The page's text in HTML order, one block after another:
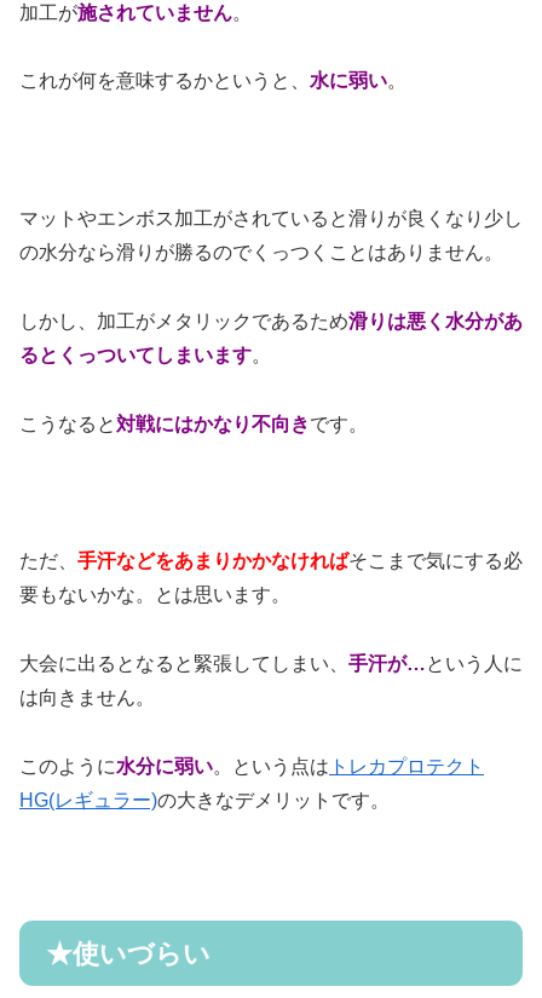
加工が施されていません。
これが何を意味するかというと、 水に弱い。
マットやエンボス加工がされていると滑りが良くなり少し
の水分なら滑りが勝るのでくっつくことはありません。
しかし、加工がメタリックであるため滑りは悪く水分があ
るとくっついてしまいます。
こうなると対戦にはかなり不向きです。
ただ、 手汗などをあまりかかなければそこまで気にする必
要もないかな。とは思います。
大会に出るとなると緊張してしまい、 手汗が…という人に
は向きません。
このように水分に弱い。という点は トレカプロテクト
HG(レギュラー)の大きなデメリットです。
★使いづらい